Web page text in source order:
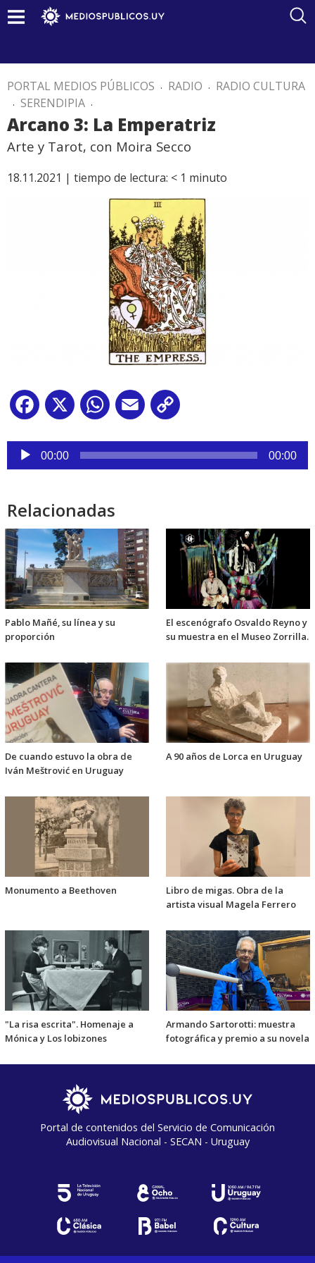
PORTAL MEDIOS PÚBLICOS . RADIO . RADIO CULTURA
. SERENDIPIA .
Arcano 3: La Emperatriz
Arte y Tarot, con Moira Secco
18.11.2021 | tiempo de lectura: < 1 minuto
Facebook
X WhatsApp
Email
Reproductor
audio
00:00 00:00
Relacionadas
Pablo Mañé, su línea y su
proporción
El escenógrafo Osvaldo Reyno y
su muestra en el Museo Zorrilla.
De cuando estuvo la obra de
Iván Meštrović en Uruguay
A 90 años de Lorca en Uruguay
Monumento a Beethoven
Libro de migas. Obra de la
artista visual Magela Ferrero
"La risa escrita". Homenaje a
Mónica y Los lobizones
Armando Sartorotti: muestra
fotográfica y premio a su novela
Portal de contenidos del Servicio de Comunicación
Audiovisual Nacional - SECAN - Uruguay